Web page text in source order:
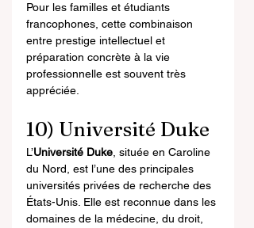
Pour les familles et étudiants
francophones, cette combinaison
entre prestige intellectuel et
préparation concrète à la vie
professionnelle est souvent très
appréciée.
10) Université Duke
L’Université Duke , située en Caroline
du Nord, est l’une des principales
universités privées de recherche des
États-Unis. Elle est reconnue dans les
domaines de la médecine, du droit,